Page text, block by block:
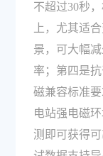
不超过30秒
上，尤其适
景，可大幅
率；第四是
磁兼容标准
电站强电磁
测即可获得